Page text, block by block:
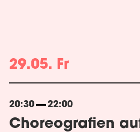
29.05. Fr
20:30 22:00
Choreografien